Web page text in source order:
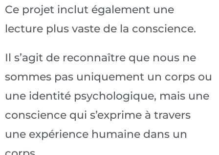
Ce projet inclut également une
lecture plus vaste de la conscience.
Il s’agit de reconnaître que nous ne
sommes pas uniquement un corps ou
une identité psychologique, mais une
conscience qui s’exprime à travers
une expérience humaine dans un